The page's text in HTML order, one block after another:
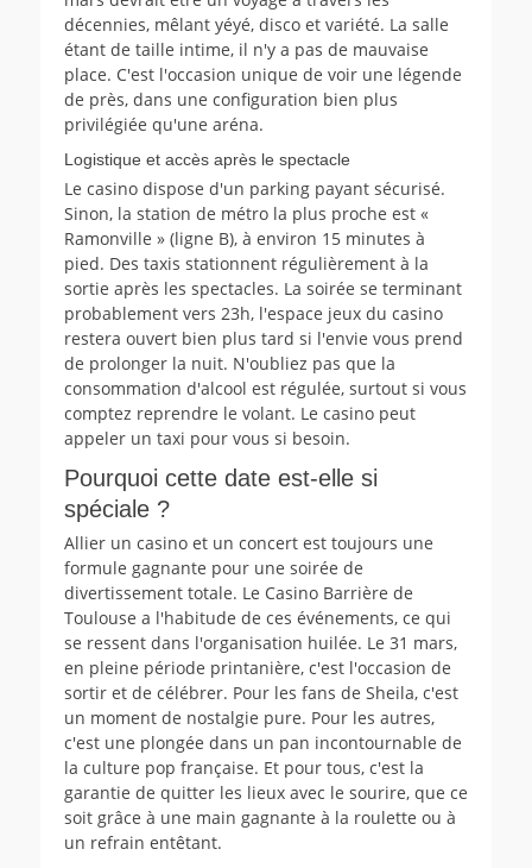
décennies, mêlant yéyé, disco et variété. La salle
étant de taille intime, il n'y a pas de mauvaise
place. C'est l'occasion unique de voir une légende
de près, dans une configuration bien plus
privilégiée qu'une aréna.
Logistique et accès après le spectacle
Le casino dispose d'un parking payant sécurisé.
Sinon, la station de métro la plus proche est «
Ramonville » (ligne B), à environ 15 minutes à
pied. Des taxis stationnent régulièrement à la
sortie après les spectacles. La soirée se terminant
probablement vers 23h, l'espace jeux du casino
restera ouvert bien plus tard si l'envie vous prend
de prolonger la nuit. N'oubliez pas que la
consommation d'alcool est régulée, surtout si vous
comptez reprendre le volant. Le casino peut
appeler un taxi pour vous si besoin.
Pourquoi cette date est-elle si
spéciale ?
Allier un casino et un concert est toujours une
formule gagnante pour une soirée de
divertissement totale. Le Casino Barrière de
Toulouse a l'habitude de ces événements, ce qui
se ressent dans l'organisation huilée. Le 31 mars,
en pleine période printanière, c'est l'occasion de
sortir et de célébrer. Pour les fans de Sheila, c'est
un moment de nostalgie pure. Pour les autres,
c'est une plongée dans un pan incontournable de
la culture pop française. Et pour tous, c'est la
garantie de quitter les lieux avec le sourire, que ce
soit grâce à une main gagnante à la roulette ou à
un refrain entêtant.